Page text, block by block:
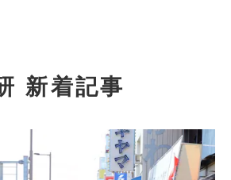
新着記事